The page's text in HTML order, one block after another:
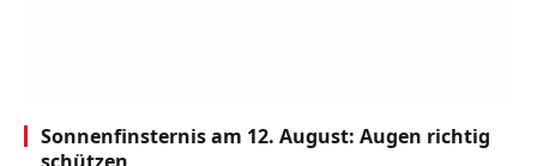
Sonnenfinsternis am 12. August: Augen richtig
schützen